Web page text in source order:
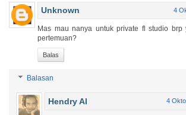
Unknown 4
Mas mau nanya untuk private fl studio
pertemuan?
Balas
Balasan
Hendry Al 4